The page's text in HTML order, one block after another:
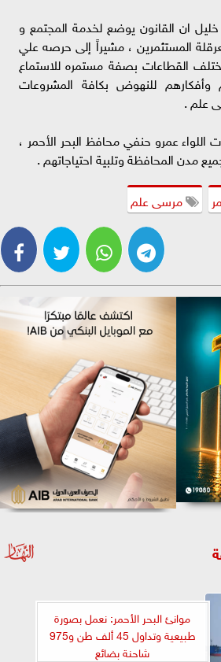
ان القانون يوضع لخدمة المجتمع و
المستثمرين ، مشيراً إلى حرصه علي
القطاعات بصفة مستمره للاستماع
وأفكارهم للنهوض بكافة المشروعات
علم .
اللواء عمرو حنفي محافظ البحر الأحمر ،
مدن المحافظة وتلبية احتياجاتهم .
مرسى علم
موانئ البحر الأحمر: نعمل بصورة
طبيعية وتداول 45 ألف طن و975
شاحنة بضائع